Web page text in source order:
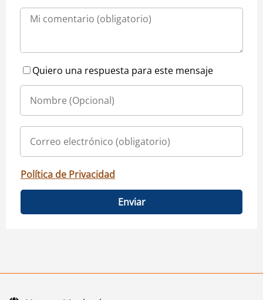
Quiero una respuesta para este mensaje
Política de Privacidad
Enviar